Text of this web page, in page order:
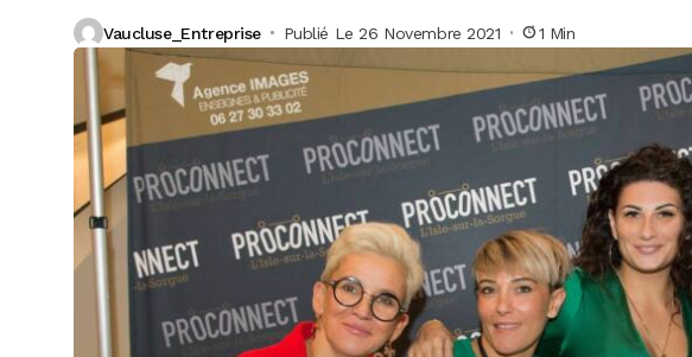
Vaucluse_Entreprise Publié Le 26 Novembre 2021 1 Min